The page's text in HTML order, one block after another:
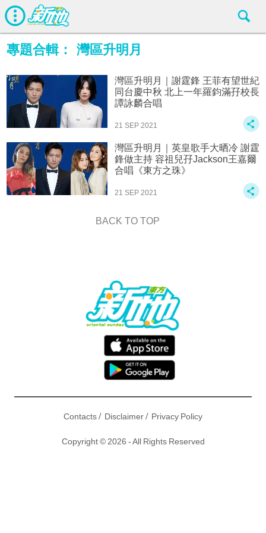
專題合輯： 灣區升明月
灣區升明月｜謝霆鋒 王菲有望世紀
同台慶中秋 北上一年羅鈞滿孖校長
譚詠麟合唱
21 SEP 2021
灣區升明月｜英皇歌手大晒冷 謝霆
鋒做主持 容祖兒孖Jackson王嘉爾
合唱《東方之珠》
21 SEP 2021
BACK TO TOP
Contacts/ Disclaimer/ Privacy Policy
Copyright © 2026 - All Rights Reserved